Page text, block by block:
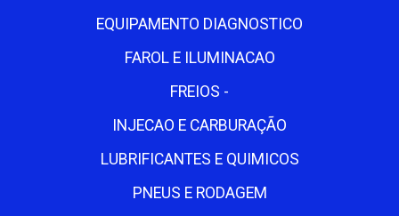
EQUIPAMENTO DIAGNOSTICO
FAROL E ILUMINACAO
FREIOS -
INJECAO E CARBURAÇÃO
LUBRIFICANTES E QUIMICOS
PNEUS E RODAGEM